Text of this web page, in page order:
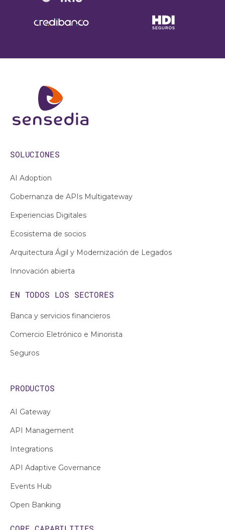
SOLUCIONES
AI Adoption
Gobernanza de APIs Multigateway
Experiencias Digitales
Ecosistema de socios
Arquitectura Ágil y Modernización de Legados
Innovación abierta
EN TODOS LOS SECTORES
Banca y servicios financieros
Comercio Eletrónico e Minorista
Seguros
PRODUCTOS
AI Gateway
API Management
Integrations
API Adaptive Governance
Events Hub
Open Banking